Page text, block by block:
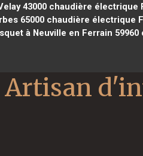
43000 chaudière électrique
65000chaudière électrique
à Neuville en Ferrain 59960
Artisan